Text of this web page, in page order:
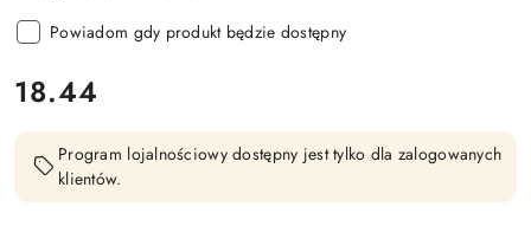
Powiadom gdy produkt będzie dostępny
cena:
18.44
Program lojalnościowy dostępny jest tylko dla zalogowanych
klientów.